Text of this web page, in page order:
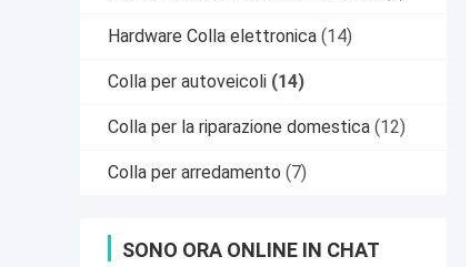
Hardware Colla elettronica (14)
Colla per autoveicoli (14)
Colla per la riparazione domestica (12)
Colla per arredamento (7)
SONO ORA ONLINE IN CHAT